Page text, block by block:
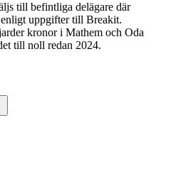
till befintliga delägare där
uppgifter till Breakit.
kronor i Mathem och Oda
till noll redan 2024.